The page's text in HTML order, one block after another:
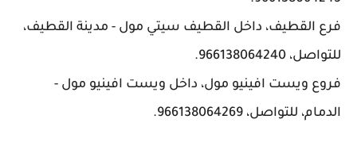
فرع القطيف، داخل القطيف سيتي مول - مدينة القطيف،
للتواصل، 966138064240.
فروع ويست افينيو مول، داخل ويست افينيو مول -
الدمام، للتواصل، 966138064269.